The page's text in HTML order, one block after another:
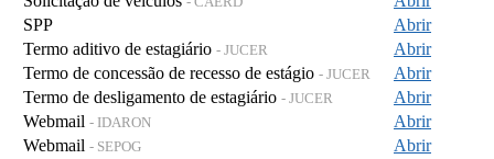
SPP
Abrir
Termo aditivo de estagiário - JUCER
Abrir
Termo de concessão de recesso de estágio - JUCER
Abrir
Termo de desligamento de estagiário - JUCER
Abrir
Webmail - IDARON
Abrir
Webmail - SEPOG
Abrir